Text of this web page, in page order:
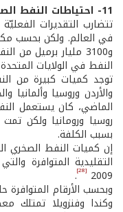
11- احتياطات النفط الصخري
تتضارب التقديرات
النفط في الولايات
توجد كميات كبيرة من
والأردن وروسيا وألمانيا
الماضي، كان يستعمل
روسيا ورومانيا ولكن
بسبب الكلفة.
إن كميات النفط الصخري
2009
[28]
.
وبحسب الأرقام المتوافرة
وكندا وفنزويلا تمتلك